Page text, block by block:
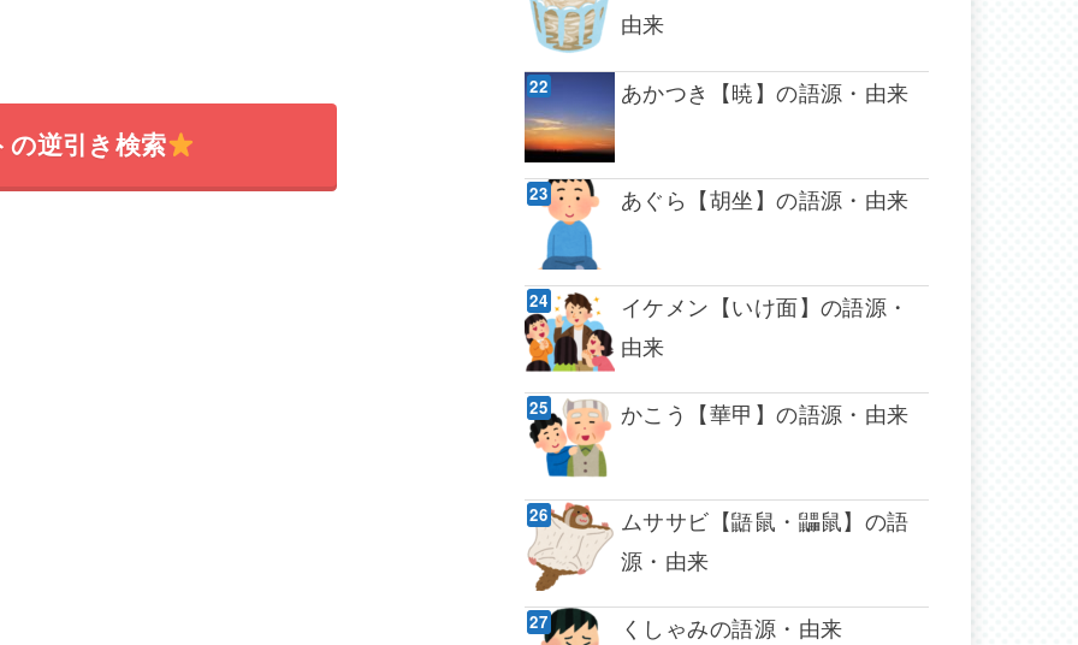
の逆引き検索
由来
あかつき【暁】の語源・由来
あぐら【胡坐】の語源・由来
イケメン【いけ面】の語源・
由来
かこう【華甲】の語源・由来
ムササビ【鼯鼠・鼺鼠】の語
源・由来
くしゃみの語源・由来